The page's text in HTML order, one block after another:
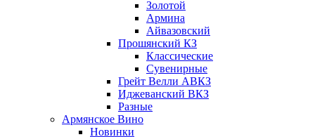
Золотой
Армина
Айвазовский
Прошянский КЗ
Классические
Сувенирные
Грейт Велли АВКЗ
Иджеванский ВКЗ
Разные
Армянское Вино
Новинки